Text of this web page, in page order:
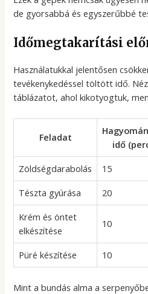
de gyorsabbá és egyszerűbbé
Időmegtakarítási
Használatukkal jelentősen
tevékenykedéssel töltött idő.
táblázatot, ahol kikotyogtuk,
Feladat
idő
Zöldségdarabolás
15
Tészta gyúrása
20
Krém és öntet
elkészítése
10
Püré készítése 10
Mint a bundás alma a